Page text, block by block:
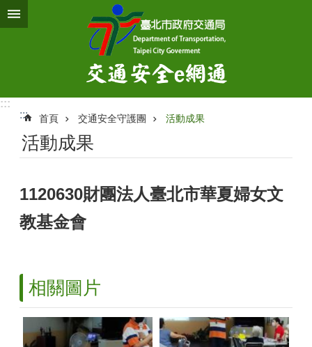
跳到主要內容區塊
:::
:::
首頁 交通安全守護團 活動成果
活動成果
1120630財團法人臺北市華夏婦女文
教基金會
相關圖片